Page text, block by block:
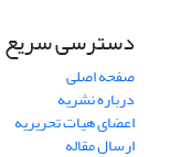
دسترسی سریع
صفحه اصلی
درباره نشریه
اعضای هیات تحریریه
ارسال مقاله